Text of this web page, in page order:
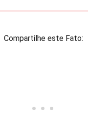
Compartilhe este Fato: